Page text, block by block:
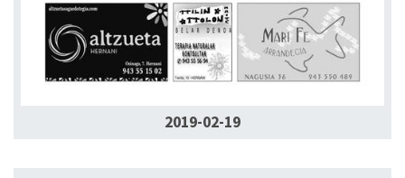
2019-02-19